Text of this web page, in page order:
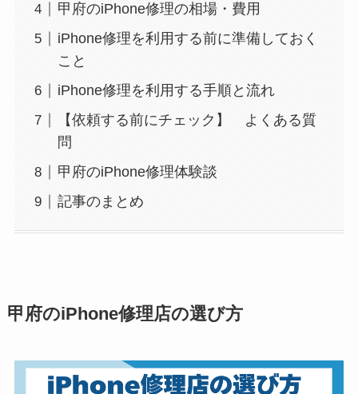
甲府のiPhone修理の相場・費用
iPhone修理を利用する前に準備しておく
こと
iPhone修理を利用する手順と流れ
【依頼する前にチェック】 よくある質
問
甲府のiPhone修理体験談
記事のまとめ
甲府のiPhone修理店の選び方